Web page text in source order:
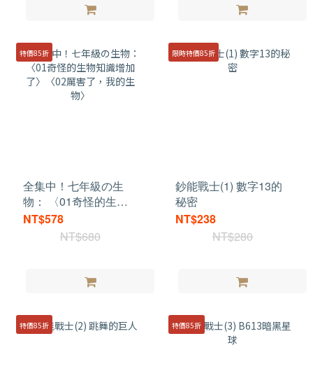
特價85折
全集中！七年級の生
物： 〈01奇怪的生物
知識增加了〉〈02厲害
了，我的生物〉
NT$578
NT$680
限時特價85折
鈔能戰士(1) 數字13的
秘密
NT$238
NT$280
特價85折 特價85折